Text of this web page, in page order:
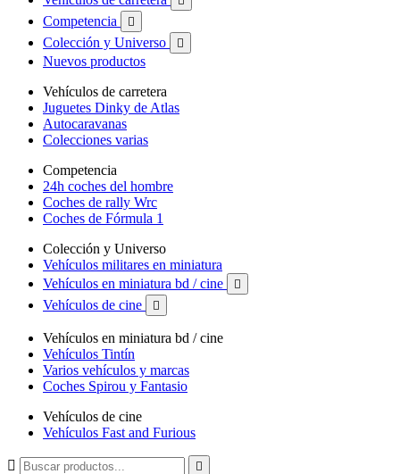
Competencia 
Colección y Universo 
Nuevos productos
Vehículos de carretera
Juguetes Dinky de Atlas
Autocaravanas
Colecciones varias
Competencia
24h coches del hombre
Coches de rally Wrc
Coches de Fórmula 1
Colección y Universo
Vehículos militares en miniatura
Vehículos en miniatura bd / cine

Vehículos de cine 
Vehículos en miniatura bd / cine
Vehículos Tintín
Varios vehículos y marcas
Coches Spirou y Fantasio
Vehículos de cine
Vehículos Fast and Furious
 